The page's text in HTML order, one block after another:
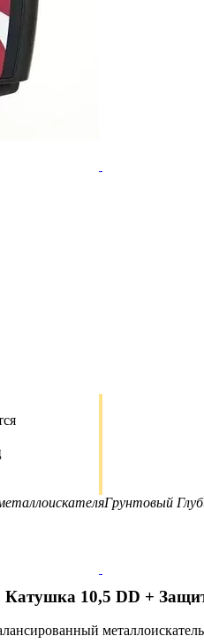
Грунтовый
Катушка 10,5 DD +